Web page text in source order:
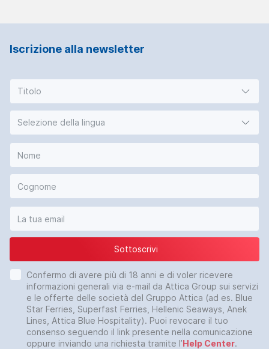
Iscrizione alla newsletter
Titolo
Selezione della lingua
Sottoscrivi
Confermo di avere più di 18 anni e di voler ricevere
informazioni generali via e-mail da Attica Group sui servizi
e le offerte delle società del Gruppo Attica (ad es. Blue
Star Ferries, Superfast Ferries, Hellenic Seaways, Anek
Lines, Attica Blue Hospitality). Puoi revocare il tuo
consenso seguendo il link presente nella comunicazione
oppure inviando una richiesta tramite l’Help Center.